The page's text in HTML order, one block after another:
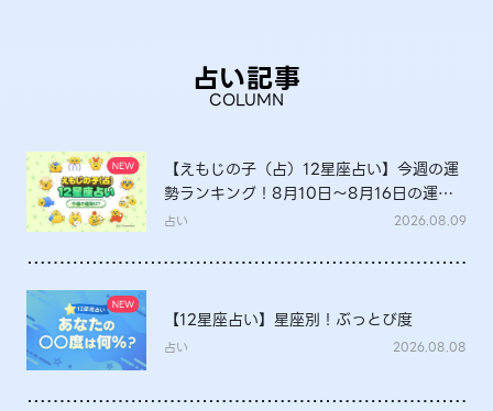
占い記事
COLUMN
【えもじの子（占）12星座占い】今週の運
勢ランキング！8月10日～8月16日の運勢
は？
占い 2026.08.09
【12星座占い】星座別！ぶっとび度
占い 2026.08.08